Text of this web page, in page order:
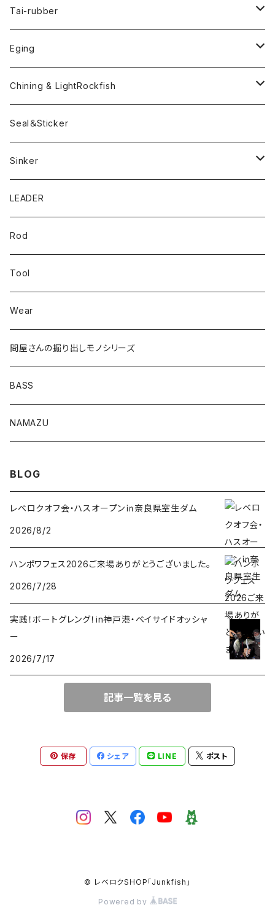
Fリトリーバー
Mテイル
漁港ワームLv.2
Bスネイクinch
Lvリーチ75
Luckyワームシリーズ
ディープスワイパー
FishLABO
TAKEDA CRAFT
ERTEL
Handle Knob
ピカルヘッド
LEVEL6
YARIE
ECOGEAR
Tai-rubber
TWObyTWO
ツートンネクタイ
ACTIVE
Eging
Egi
Rig
Chining & LightRockfish
Worm
KeeperLine
Seal＆Sticker
Sinker
キーパーライン
U4シンカー
LEADER
Rod
Tool
Wear
問屋さんの掘り出しモノシリーズ
BASS
NAMAZU
BLOG
レベロクオフ会・ハスオープン㏌奈良県室生ダム
2026/8/2
ハンポワフェス2026ご来場ありがとうございました。
2026/7/28
実践！ボートグレング！in神戸港・ベイサイドオッシャ
ー
2026/7/17
記事一覧を見る
保存 シェア LINE ポスト
© レベロクSHOP「Junkfish｣
Powered by